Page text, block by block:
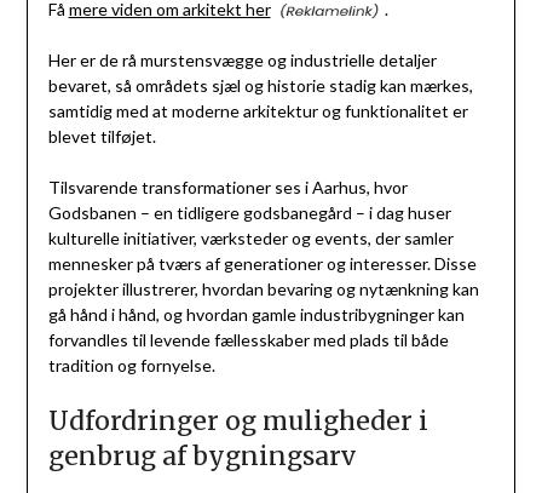
Få mere viden om arkitekt her .
Her er de rå murstensvægge og industrielle detaljer
bevaret, så områdets sjæl og historie stadig kan mærkes,
samtidig med at moderne arkitektur og funktionalitet er
blevet tilføjet.
Tilsvarende transformationer ses i Aarhus, hvor
Godsbanen – en tidligere godsbanegård – i dag huser
kulturelle initiativer, værksteder og events, der samler
mennesker på tværs af generationer og interesser. Disse
projekter illustrerer, hvordan bevaring og nytænkning kan
gå hånd i hånd, og hvordan gamle industribygninger kan
forvandles til levende fællesskaber med plads til både
tradition og fornyelse.
Udfordringer og muligheder i
genbrug af bygningsarv